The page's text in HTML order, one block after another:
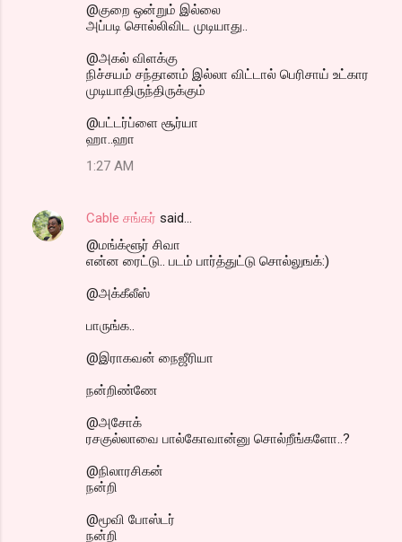
@குறை ஒன்றும் இல்லை
அப்படி சொல்லிவிட முடியாது..
@அகல் விளக்கு
நிச்சயம் சந்தானம் இல்லா விட்டால் பெரிசாய் உட்கார
முடியாதிருந்திருக்கும்
@பட்டர்ப்ளை சூர்யா
ஹா..ஹா
1:27 AM
Cable சங்கர் said…
@மங்க்ளூர் சிவா
என்ன ரைட்டு.. படம் பார்த்துட்டு சொல்லுஙக்:)
@அக்கீலீஸ்
பாருங்க..
@இராகவன் நைஜீரியா
நன்றிண்ணே
@அசோக்
ரசகுல்லாவை பால்கோவான்னு சொல்றீங்களோ..?
@நிலாரசிகன்
நன்றி
@மூவி போஸ்டர்
நன்றி